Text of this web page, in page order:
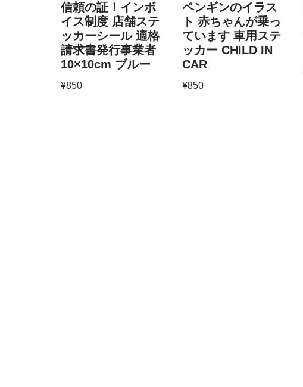
信頼の証！インボ
イス制度 店舗ステ
ッカーシール 適格
請求書発行事業者
10×10cm ブルー
¥850
ペンギンのイラス
ト 赤ちゃんが乗っ
ています 車用ステ
ッカー CHILD IN
CAR
¥850